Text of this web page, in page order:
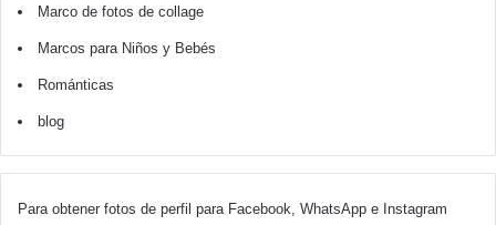
Marco de fotos de collage
Marcos para Niños y Bebés
Románticas
blog
Para obtener fotos de perfil para Facebook, WhatsApp e Instagram